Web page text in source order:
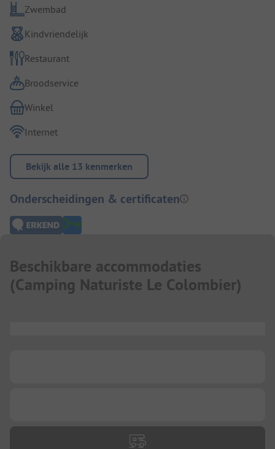
Zwembad
Kindvriendelijk
Restaurant
Broodservice
Winkel
Internet
Bekijk alle 13 kenmerken
Onderscheidingen & certificaten
Beschikbare accommodaties
(Camping Naturiste Le Colombier)